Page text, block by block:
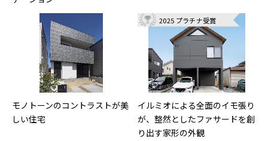
モノトーンのコントラストが美
しい住宅
2025 プラチナ受賞
イルミオによる全面のイモ張り
が、整然としたファサードを創
り出す家形の外観